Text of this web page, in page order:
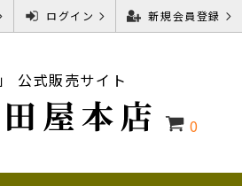
ログイン 新規会員登録
公式販売サイト
0